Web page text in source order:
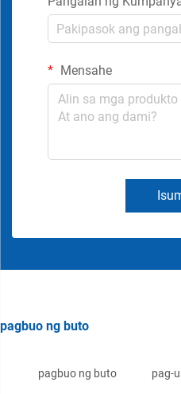
Mensahe
pagbuo ng buto
pagbuo ng buto pag-